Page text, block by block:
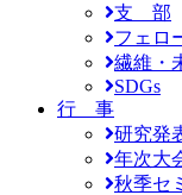
支 部
フェロ
繊維・
SDGs
行 事
研究発
年次大
秋季セ